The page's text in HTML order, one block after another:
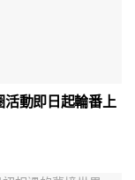
活動即日起輪番上